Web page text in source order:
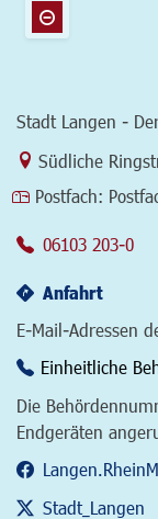
Stadt Langen -
Link zur
Südliche
Postfach:
06103 203-0
Anfahrt
E-Mail-Adressen
Einheitliche
Die
Endgeräten
Stadt_Langen